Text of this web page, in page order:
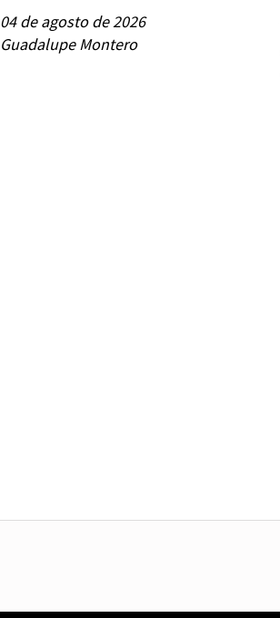
Guadalupe Montero
04 de agosto de 2026